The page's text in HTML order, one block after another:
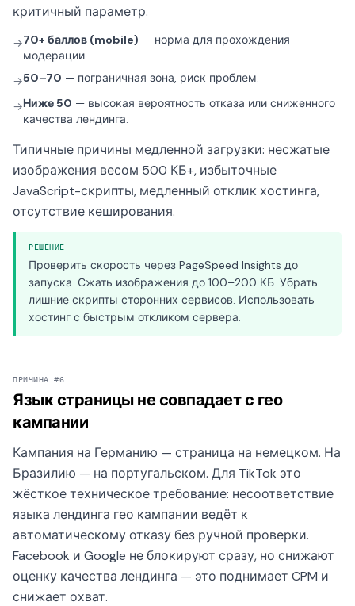
критичный параметр.
→70+ баллов (mobile) — норма для прохождения
модерации.
→50–70 — пограничная зона, риск проблем.
→Ниже 50 — высокая вероятность отказа или сниженного
качества лендинга.
Типичные причины медленной загрузки: несжатые
изображения весом 500 КБ+, избыточные
JavaScript-скрипты, медленный отклик хостинга,
отсутствие кеширования.
РЕШЕНИЕ
Проверить скорость через PageSpeed Insights до
запуска. Сжать изображения до 100–200 КБ. Убрать
лишние скрипты сторонних сервисов. Использовать
хостинг с быстрым откликом сервера.
ПРИЧИНА #6
Язык страницы не совпадает с гео
кампании
Кампания на Германию — страница на немецком. На
Бразилию — на португальском. Для TikTok это
жёсткое техническое требование: несоответствие
языка лендинга гео кампании ведёт к
автоматическому отказу без ручной проверки.
Facebook и Google не блокируют сразу, но снижают
оценку качества лендинга — это поднимает CPM и
снижает охват.